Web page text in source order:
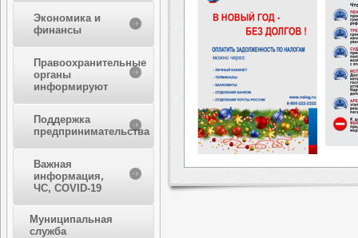
Экономика и
финансы
Правоохранительные
органы
информируют
Поддержка
предпринимательства
Важная
информация,
ЧС, COVID-19
Муниципальная
служба